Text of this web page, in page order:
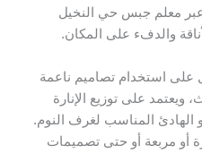
معلم جبس حي النخيل
والدفء على المكان.
استخدام تصاميم ناعمة
ويعتمد على توزيع الإنارة
المناسب لغرف النوم.
أو مربعة أو حتى تصميمات